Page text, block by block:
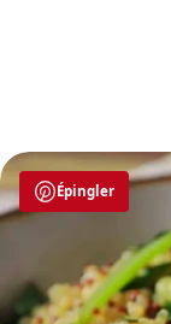
Épingler